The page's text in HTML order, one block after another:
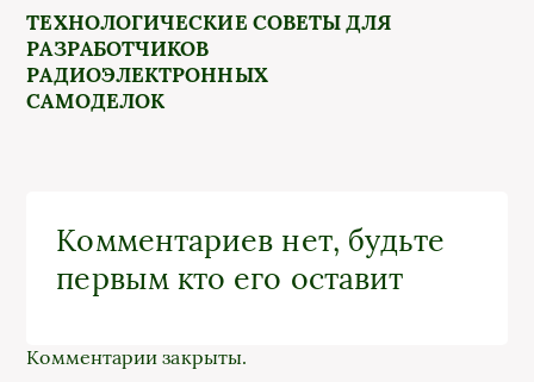
ТЕХНОЛОГИЧЕСКИЕ СОВЕТЫ ДЛЯ
РАЗРАБОТЧИКОВ
РАДИОЭЛЕКТРОННЫХ
САМОДЕЛОК
Комментариев нет, будьте
первым кто его оставит
Комментарии закрыты.